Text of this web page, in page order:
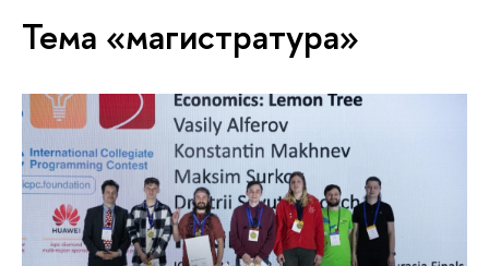
Тема «магистратура»